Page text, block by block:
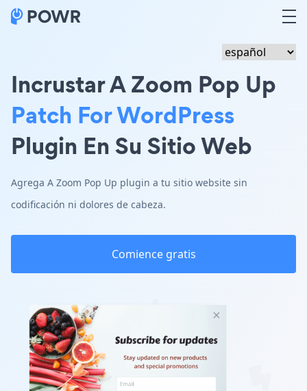
Incrustar A Zoom Pop Up
Patch For WordPress
Plugin En Su Sitio Web
Agrega A Zoom Pop Up plugin a tu sitio website sin
codificación ni dolores de cabeza.
Comience gratis